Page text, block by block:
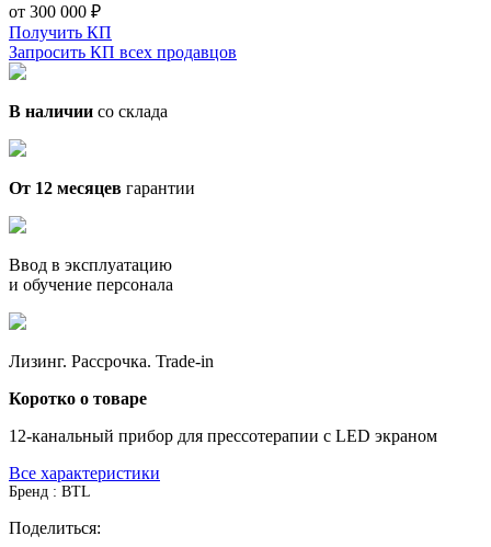
от 300 000 ₽
Получить КП
Запросить КП всех продавцов
В наличии со склада
От 12 месяцев гарантии
Ввод в эксплуатацию
и обучение персонала
Лизинг. Рассрочка. Trade-in
Коротко о товаре
12-канальный прибор для прессотерапии с LED экраном
Все характеристики
Бренд : BTL
Поделиться: